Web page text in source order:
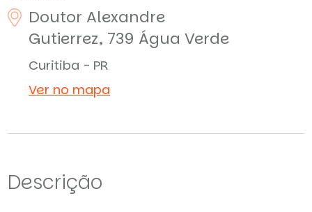
Doutor Alexandre
Gutierrez, 739 Água Verde
Curitiba - PR
Ver no mapa
Descrição